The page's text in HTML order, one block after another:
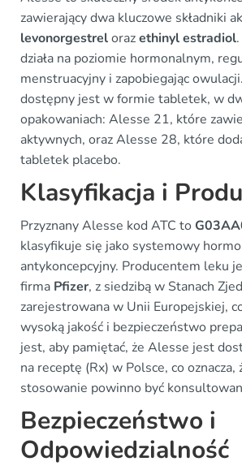
zawierający dwa kluczowe składniki
levonorgestrelorazethinyl estradiol
działa na poziomie hormonalnym,
menstruacyjny i zapobiegając
dostępny jest w formie tabletek, w
opakowaniach: Alesse 21, które
aktywnych, oraz Alesse 28, które
tabletek placebo.
Klasyfikacja i
Przyznany Alesse kod ATC to
klasyfikuje się jako systemowy
antykoncepcyjny. Producentem leku
firma Pfizer, z siedzibą w Stanach
zarejestrowana w Unii Europejskiej,
wysoką jakość i bezpieczeństwo
jest, aby pamiętać, że Alesse jest
na receptę (Rx) w Polsce, co oznacza,
stosowanie powinno być
Bezpieczeństwo i
Odpowiedzialność